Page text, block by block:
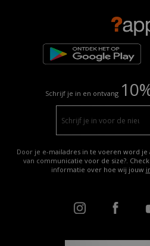
Schrijf je in en ontvang
Door je e-mailadres in te voeren word
van communicatie voor de size?.
informatie over hoe wij jouw